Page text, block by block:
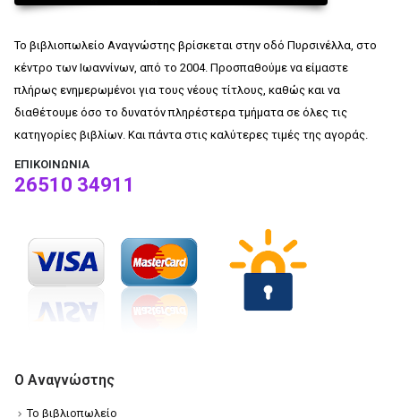
κέντρο των Ιωαννίνων, από το 2004. Προσπαθούμε να είμαστε
πλήρως ενημερωμένοι για τους νέους τίτλους, καθώς και να
διαθέτουμε όσο το δυνατόν πληρέστερα τμήματα σε όλες τις
κατηγορίες βιβλίων. Και πάντα στις καλύτερες τιμές της αγοράς.
26510 34911